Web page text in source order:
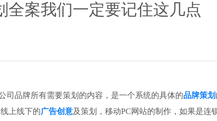
全案我们一定要记住这几点
司品牌所有需要策划的内容，是一个系统的具体的品牌策划
上线下的广告创意及策划，移动PC网站的制作，如果是连